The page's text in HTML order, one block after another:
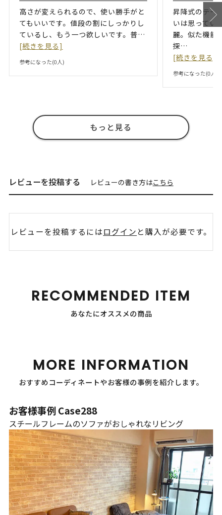
高さが変えられるので、使い勝手がと
てもいいです。値段の割にしっかりし
ているし、もう一つ欲しいです。普…
[続きを見る]
参考になった(0人)
昇降式のテー
いは思ってい
麗。似た機能
探…
[続きを見る]
参考になった(0人)
もっと見る
レビューを投稿する レビューの書き方はこちら
レビューを投稿するにはログイン と購入が必要です。
RECOMMENDED ITEM
あなたにオススメの商品
MORE INFORMATION
おすすめコーディネートやお客様の事例を紹介します。
お客様事例 Case288
スチールフレームのソファがおしゃれなリビング